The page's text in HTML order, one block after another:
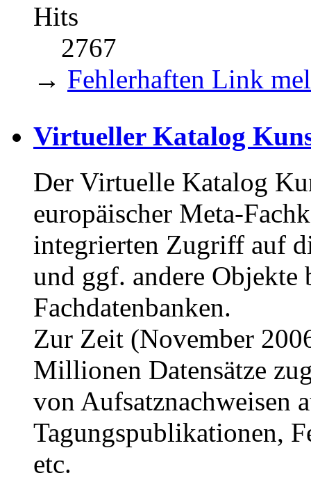
Hits
2767
→ Fehlerhaften Link
Virtueller Katalog
Der Virtuelle Katalog
europäischer Meta-
integrierten Zugriff auf
und ggf. andere Objekte
Fachdatenbanken.
Zur Zeit (November
Millionen Datensätze
von Aufsatznachweisen
Tagungspublikationen,
etc.